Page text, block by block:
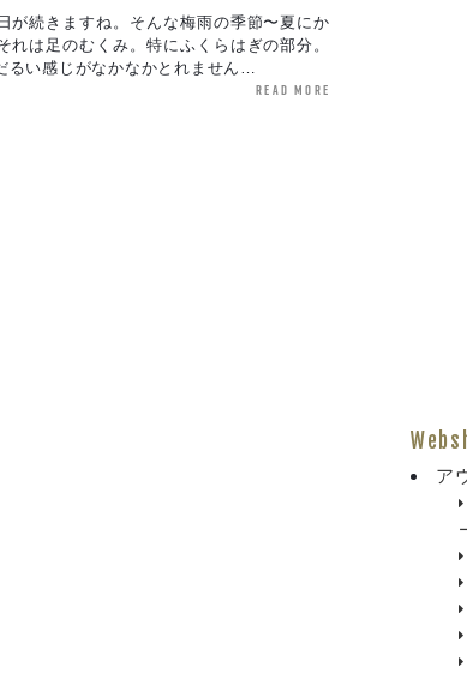
が続きますね。そんな梅雨の季節〜夏にか
れは足のむくみ。特にふくらはぎの部分。
るい感じがなかなかとれません…
read more
ア